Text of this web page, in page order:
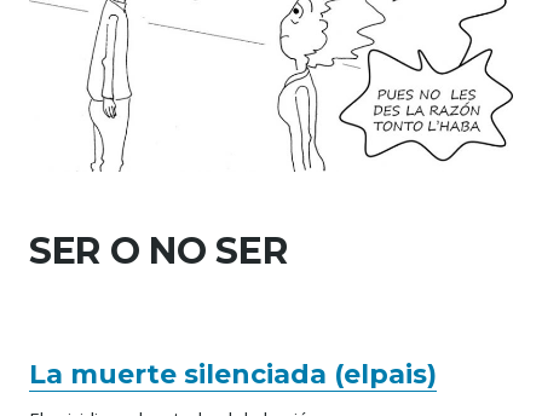
SER O NO SER
La muerte silenciada (elpais)